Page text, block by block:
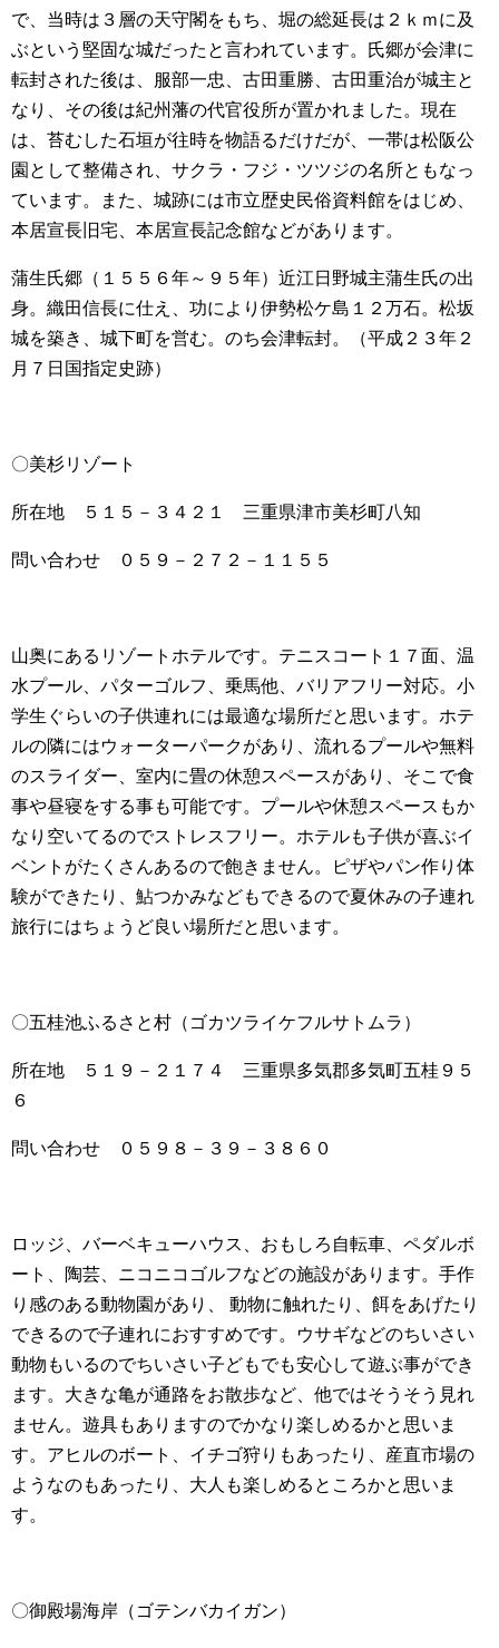
で、当時は３層の天守閣をもち、堀の総延長は２ｋｍに及
ぶという堅固な城だったと言われています。氏郷が会津に
転封された後は、服部一忠、古田重勝、古田重治が城主と
なり、その後は紀州藩の代官役所が置かれました。現在
は、苔むした石垣が往時を物語るだけだが、一帯は松阪公
園として整備され、サクラ・フジ・ツツジの名所ともなっ
ています。また、城跡には市立歴史民俗資料館をはじめ、
本居宣長旧宅、本居宣長記念館などがあります。
蒲生氏郷（１５５６年～９５年）近江日野城主蒲生氏の出
身。織田信長に仕え、功により伊勢松ケ島１２万石。松坂
城を築き、城下町を営む。のち会津転封。（平成２３年２
月７日国指定史跡）
〇美杉リゾート
所在地 ５１５－３４２１ 三重県津市美杉町八知
問い合わせ ０５９－２７２－１１５５
山奥にあるリゾートホテルです。テニスコート１７面、温
水プール、パターゴルフ、乗馬他、バリアフリー対応。小
学生ぐらいの子供連れには最適な場所だと思います。ホテ
ルの隣にはウォーターパークがあり、流れるプールや無料
のスライダー、室内に畳の休憩スペースがあり、そこで食
事や昼寝をする事も可能です。プールや休憩スペースもか
なり空いてるのでストレスフリー。ホテルも子供が喜ぶイ
ベントがたくさんあるので飽きません。ピザやパン作り体
験ができたり、鮎つかみなどもできるので夏休みの子連れ
旅行にはちょうど良い場所だと思います。
〇五桂池ふるさと村（ゴカツライケフルサトムラ）
所在地 ５１９－２１７４ 三重県多気郡多気町五桂９５
６
問い合わせ ０５９８－３９－３８６０
ロッジ、バーベキューハウス、おもしろ自転車、ペダルボ
ート、陶芸、ニコニコゴルフなどの施設があります。手作
り感のある動物園があり、 動物に触れたり、餌をあげたり
できるので子連れにおすすめです。ウサギなどのちいさい
動物もいるのでちいさい子どもでも安心して遊ぶ事ができ
ます。大きな亀が通路をお散歩など、他ではそうそう見れ
ません。遊具もありますのでかなり楽しめるかと思いま
す。アヒルのボート、イチゴ狩りもあったり、産直市場の
ようなのもあったり、大人も楽しめるところかと思いま
す。
〇御殿場海岸（ゴテンバカイガン）